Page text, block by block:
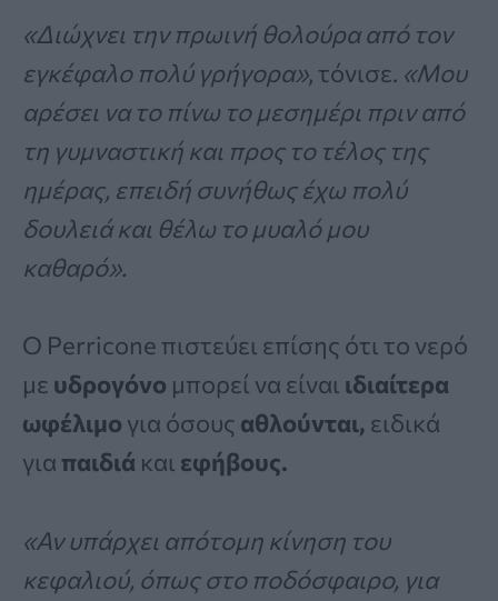
«Διώχνει την πρωινή θολούρα από τον
εγκέφαλο πολύ γρήγορα», τόνισε. «Μου
αρέσει να το πίνω το μεσημέρι πριν από
τη γυμναστική και προς το τέλος της
ημέρας, επειδή συνήθως έχω πολύ
δουλειά και θέλω το μυαλό μου
καθαρό».
Ο Perricone πιστεύει επίσης ότι το νερό
με υδρογόνο μπορεί να είναι ιδιαίτερα
ωφέλιμο για όσους αθλούνται, ειδικά
για παιδιά και εφήβους.
«Αν υπάρχει απότομη κίνηση του
κεφαλιού, όπως στο ποδόσφαιρο, για